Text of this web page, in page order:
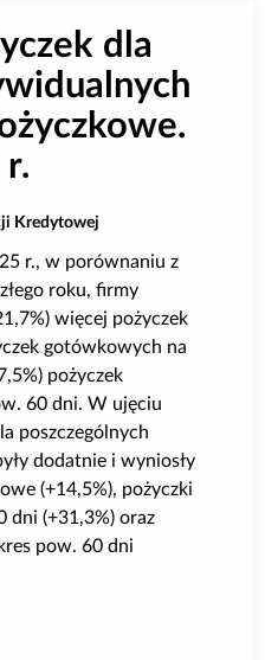
dla
Kredytowej
r., w porównaniu z
roku, firmy
więcej pożyczek
gotówkowych na
pożyczek
60 dni. W ujęciu
poszczególnych
dodatnie i wyniosły
(+14,5%), pożyczki
dni (+31,3%) oraz
pow. 60 dni